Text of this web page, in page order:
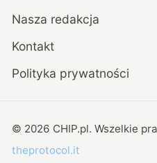
Nasza redakcja
Kontakt
Polityka prywatności
© 2026 CHIP.pl. Wszelkie
theprotocol.it